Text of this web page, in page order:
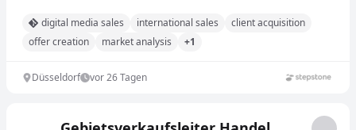
digital media sales international sales
client acquisition
offer creation
market analysis +1
Düsseldorf vor 26 Tagen